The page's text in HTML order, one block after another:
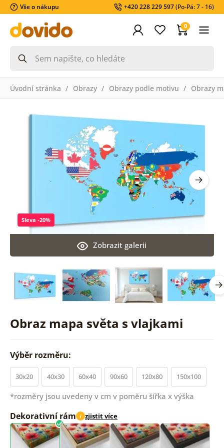
Vše o nákupu +420 228 229 597(Po-Pá: 7 - 16)
0
Úvodní stránka Obrazy Obrazy podle motivu Obrazy
Obraz mapa světa s vlajkami
Zobrazit galerii
Sleva -20%
Výběr rozměru:
30x20 40x30 60x40 90x60 120x80 150x100
*rozměry jsou uvedeny v cm v poměru šířka x výška
Dekorativní rám i zjistit více